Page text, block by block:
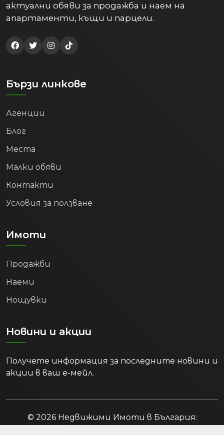
актуални обяви за продажба и наем на
апартаменти, къщи и парцели.
Бързи линкове
Агенции
Блог
Места
Малки обяви
Контакти
Условия за ползване
Имоти
Продажби
Наеми
Нощувки
Новини и акции
Получете информация за последните новини и
акции в ваш е-мейл.
© 2026 Недвижими Имоти в България: